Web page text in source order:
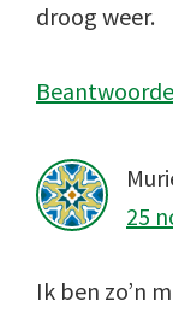
droog weer.
25
Ik ben zo’n